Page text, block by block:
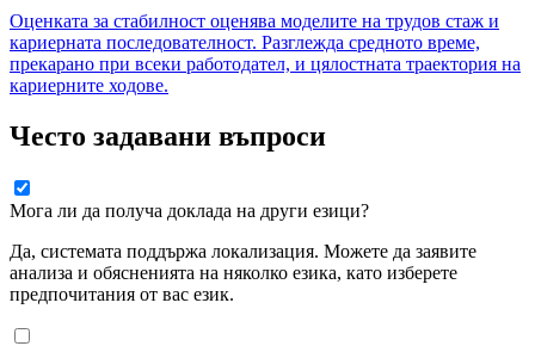
Оценката за стабилност оценява моделите на трудов стаж и
кариерната последователност. Разглежда средното време,
прекарано при всеки работодател, и цялостната траектория на
кариерните ходове.
Често задавани въпроси
Мога ли да получа доклада на други езици?
Да, системата поддържа локализация. Можете да заявите
анализа и обясненията на няколко езика, като изберете
предпочитания от вас език.